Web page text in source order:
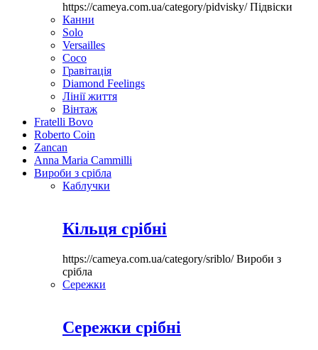
https://cameya.com.ua/category/pidvisky/Підвіски
Канни
Solo
Versailles
Coco
Гравітація
Diamond Feelings
Лінії життя
Вінтаж
Fratelli Bovo
Roberto Coin
Zancan
Anna Maria Cammilli
Вироби з срібла
Каблучки
Кільця срібні
https://cameya.com.ua/category/sriblo/Вироби з
срібла
Сережки
Сережки срібні